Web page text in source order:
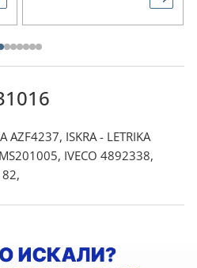
AZF4237, ISKRA - LETRIKA
IVECO 4892338,